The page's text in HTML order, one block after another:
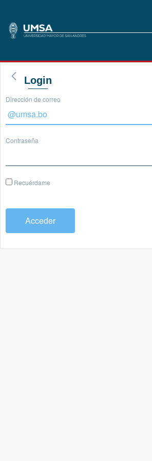
Login
Dirección de correo
Contraseña
Recuérdame
Acceder